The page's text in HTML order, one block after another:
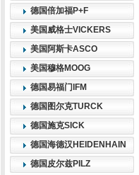
德国倍加福P+F
美国威格士VICKERS
美国阿斯卡ASCO
美国穆格MOOG
德国易福门IFM
德国图尔克TURCK
德国施克SICK
德国海德汉HEIDENHAIN
德国皮尔兹PILZ